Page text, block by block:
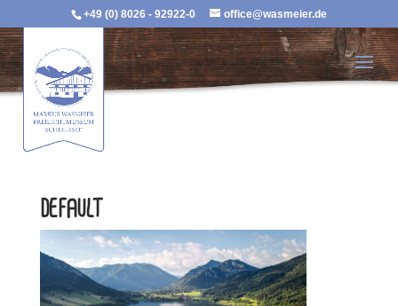
+49 (0) 8026 - 92922-0 office@wasmeier.de
default